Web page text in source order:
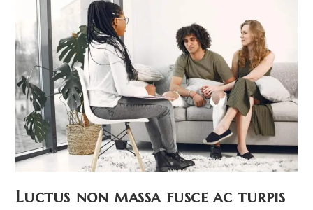
Luctus non massa fusce ac turpis